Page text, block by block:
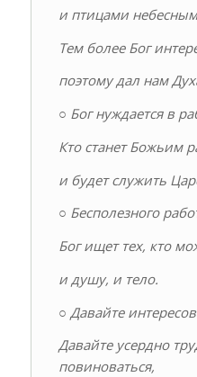
и птицами
Тем более Бог
поэтому дал нам
○ Бог нуждается в
Кто станет Божьим
и будет служить
○ Бесполезного
Бог ищет тех, кто
и душу, и тело.
○ Давайте
Давайте усердно
повиноваться,